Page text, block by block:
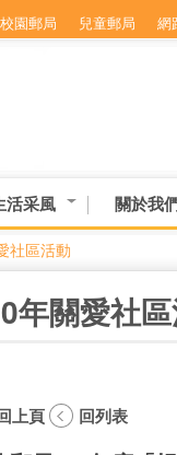
校園郵局 兒童郵局 網
活采風 關於我們
社區活動
年關愛社
上頁 回列表